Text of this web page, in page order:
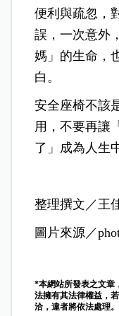
便利與疏忽，
誤，一次意外
媽」的生命，
白。
安全座椅不該
用，不要再讓
了」成為人生
整理撰文／王
圖片來源／
*本網站所發表之文章
法擁有其法律權益，
洽，違者將依法處理